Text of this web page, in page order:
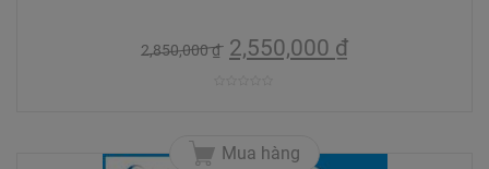
2,850,000₫ 2,550,000 ₫
Mua hàng